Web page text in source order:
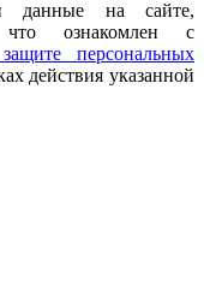
данные на сайте,
что ознакомлен с
персональных
действия указанной